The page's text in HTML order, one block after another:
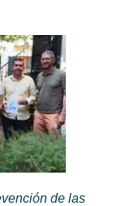
de las